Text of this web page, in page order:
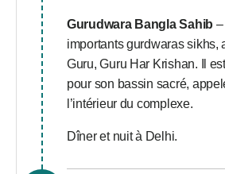
Gurudwara Bangla Sahib –
importants gurdwaras sikhs,
Guru, Guru Har Krishan. Il
pour son bassin sacré,
l’intérieur du complexe.
Dîner et nuit à Delhi.